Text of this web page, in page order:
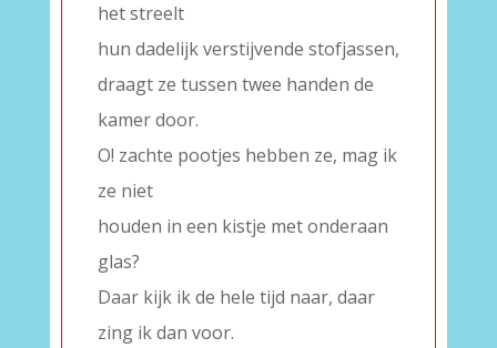
het streelt
hun dadelijk verstijvende stofjassen,
draagt ze tussen twee handen de
kamer door.
O! zachte pootjes hebben ze, mag ik
ze niet
houden in een kistje met onderaan
glas?
Daar kijk ik de hele tijd naar, daar
zing ik dan voor.